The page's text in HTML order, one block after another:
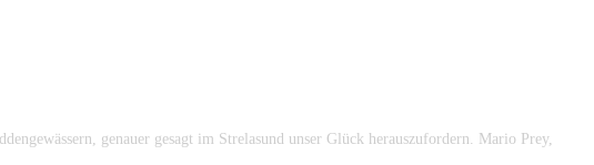
genauer gesagt im Strelasund unser Glück herauszufordern. Mario Prey,